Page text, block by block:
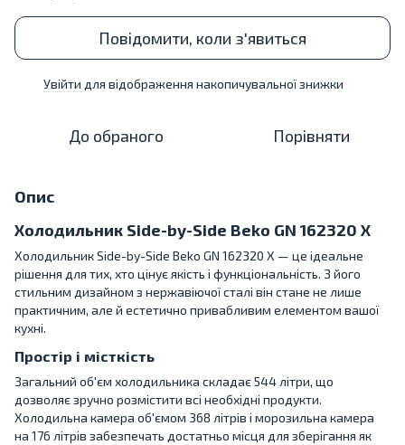
Повідомити, коли з'явиться
Увійти для відображення накопичувальної знижки
До обраного Порівняти
Опис
Холодильник Side-by-Side Beko GN 162320 X
Холодильник Side-by-Side Beko GN 162320 X — це ідеальне
рішення для тих, хто цінує якість і функціональність. З його
стильним дизайном з нержавіючої сталі він стане не лише
практичним, але й естетично привабливим елементом вашої
кухні.
Простір і місткість
Загальний об'єм холодильника складає 544 літри, що
дозволяє зручно розмістити всі необхідні продукти.
Холодильна камера об'ємом 368 літрів і морозильна камера
на 176 літрів забезпечать достатньо місця для зберігання як